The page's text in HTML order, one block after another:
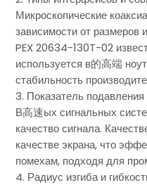
Микроскопические
зависимости от размеров
PEX 20634-130T-02
используется в的高端
стабильность
3. Показатель
В高速ых сигнальных
качество сигнала.
качестве экрана, что
помехам, подходя для
4. Радиус изгиба и